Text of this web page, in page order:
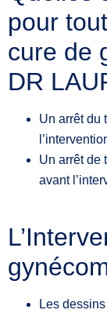
pour
cure de
DR
Un arrêt du
Un arrêt de
avant
Les